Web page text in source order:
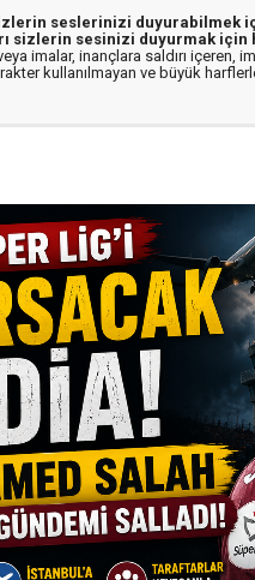
seslerinizi duyurabilmek
sizlerin sesinizi duyurmak
imalar, inançlara saldırı içeren,
kullanılmayan ve büyük